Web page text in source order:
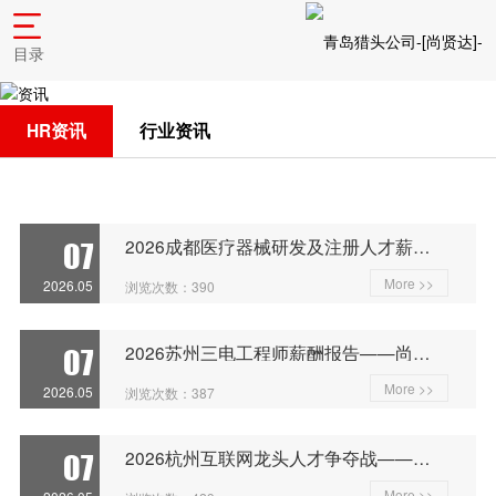
目录
HR资讯 行业资讯
07
2026.05
2026成都医疗器械研发及注册人才薪酬洞察——尚贤达猎头公司发布
浏览次数：390 More >>
07
2026.05
2026苏州三电工程师薪酬报告——尚贤达猎头公司薪酬洞察与行业分析
浏览次数：387 More >>
07 2026杭州互联网龙头人才争夺战——尚贤达猎头公司深度观察